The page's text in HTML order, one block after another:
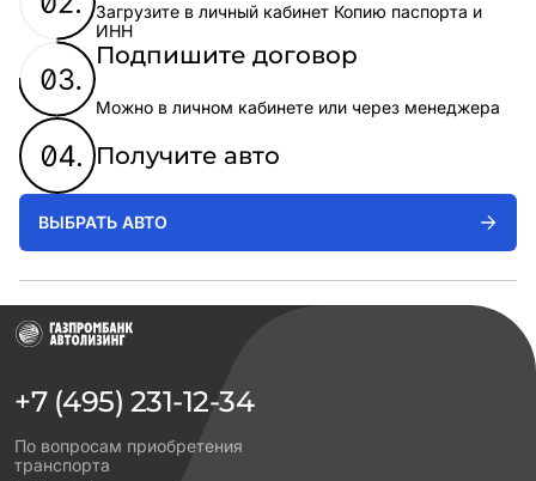
Загрузите в личный кабинет Копию паспорта и
ИНН
Подпишите договор
Можно в личном кабинете или через менеджера
Получите авто
ВЫБРАТЬ АВТО
+7 (495) 231-12-34
По вопросам приобретения
транспорта